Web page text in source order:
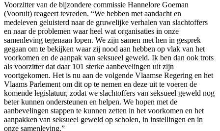
Voorzitter van de bijzondere commissie Hannelore Goeman
(Vooruit) reageert tevreden. “We hebben met aandacht en
medeleven geluisterd naar de gruwelijke verhalen van slachtoffers
en naar de problemen waar heel wat organisaties in onze
samenleving tegenaan lopen. We zijn samen met hen in gesprek
gegaan om te bekijken waar zij nood aan hebben op vlak van het
voorkomen en de aanpak van seksueel geweld. Ik ben dan ook trots
als voorzitter dat daar 101 sterke aanbevelingen uit zijn
voortgekomen. Het is nu aan de volgende Vlaamse Regering en het
Vlaams Parlement om dit op te nemen en deze uit te voeren de
komende legislatuur, zodat we slachtoffers van seksueel geweld nog
beter kunnen ondersteunen en helpen. We hopen met de
aanbevelingen stappen te kunnen zetten in het voorkomen en het
aanpakken van seksueel geweld op scholen, in instellingen en in
onze samenleving.”